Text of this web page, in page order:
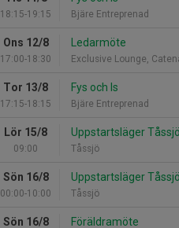
18:15-19:15 Bjäre Entreprenad
Ons 12/8
17:00-18:30
Ledarmöte
Exclusive Lounge,
Tor 13/8
17:15-18:15
Fys och Is
Bjäre Entreprenad
Lör 15/8
09:00
Uppstartsläger
Tåssjö
Sön 16/8
00:00-10:00
Uppstartsläger
Tåssjö
Sön 16/8 Föräldramöte